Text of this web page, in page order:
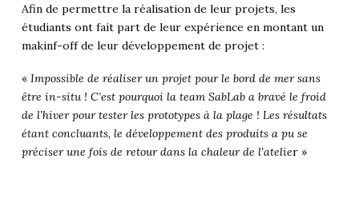
Afin de permettre la réalisation de leur projets, les
étudiants ont fait part de leur expérience en montant un
makinf-off de leur développement de projet :
« Impossible de réaliser un projet pour le bord de mer sans
être in-situ ! C’est pourquoi la team SabLab a bravé le froid
de l’hiver pour tester les prototypes à la plage ! Les résultats
étant concluants, le développement des produits a pu se
préciser une fois de retour dans la chaleur de l’atelier »